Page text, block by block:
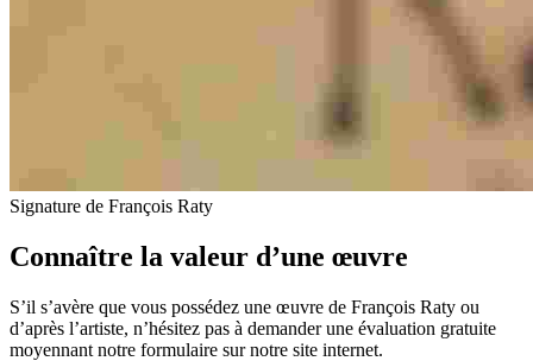
Signature de François Raty
Connaître la valeur d’une œuvre
S’il s’avère que vous possédez une œuvre de François Raty ou
d’après l’artiste, n’hésitez pas à demander une évaluation gratuite
moyennant notre formulaire sur notre site internet.